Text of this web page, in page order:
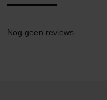
Nog geen reviews